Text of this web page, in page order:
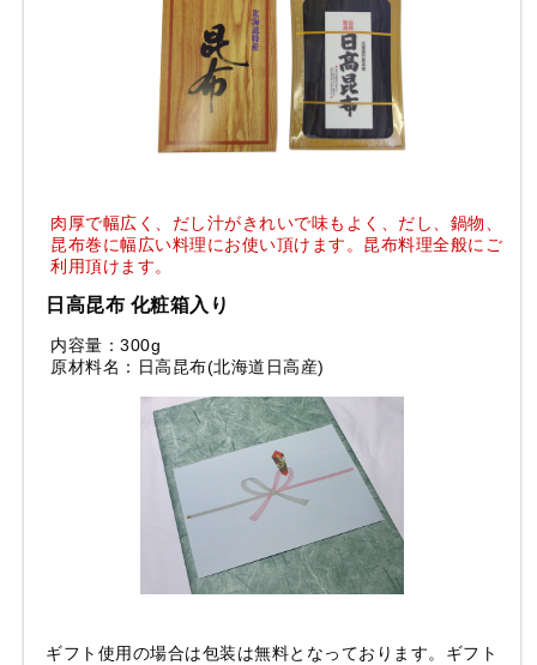
肉厚で幅広く、だし汁がきれいで味もよく、だし、鍋物、
昆布巻に幅広い料理にお使い頂けます。昆布料理全般にご
利用頂けます。
日高昆布 化粧箱入り
内容量：300g
原材料名：日高昆布(北海道日高産)
ギフト使用の場合は包装は無料となっております。ギフト